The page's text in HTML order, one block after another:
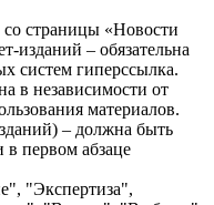
страницы «Новости
изданий – обязательна
систем гиперссылка.
в независимости от
материалов.
– должна быть
в первом абзаце
"Экспертиза",